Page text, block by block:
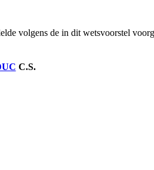
volgens de in dit wetsvoorstel
C.S.